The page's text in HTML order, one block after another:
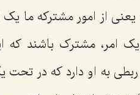
یعنى از امور مشترکه ما
امر، مشترک باشند
به او دارد که در تحت